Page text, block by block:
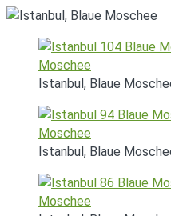
Istanbul, Blaue
Istanbul, Blaue